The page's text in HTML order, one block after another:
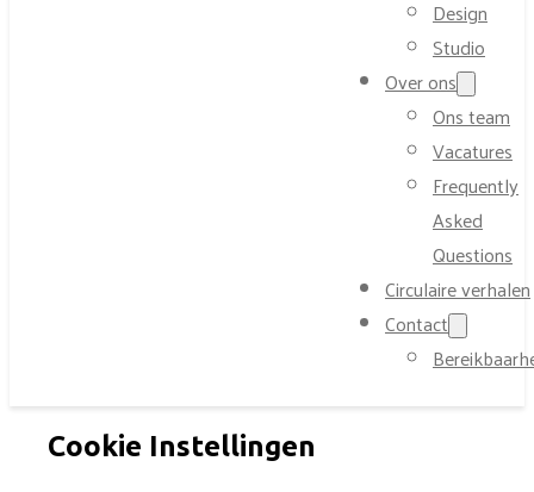
Design
Studio
Over ons
Ons team
Vacatures
Frequently
Asked
Questions
Circulaire verhalen
Contact
Cookie Instellingen